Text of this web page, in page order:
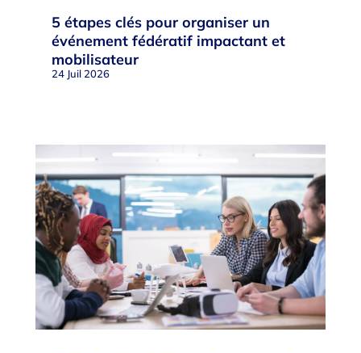
5 étapes clés pour organiser un
événement fédératif impactant et
mobilisateur
24 Juil 2026